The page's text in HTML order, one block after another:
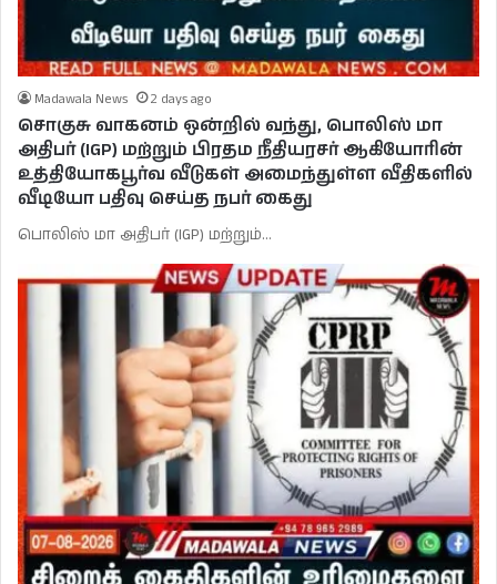
Madawala News 2 days ago
சொகுசு வாகனம் ஒன்றில் வந்து, பொலிஸ் மா
அதிபர் (IGP) மற்றும் பிரதம நீதியரசர் ஆகியோரின்
உத்தியோகபூர்வ வீடுகள் அமைந்துள்ள வீதிகளில்
வீடியோ பதிவு செய்த நபர் கைது
பொலிஸ் மா அதிபர் (IGP) மற்றும்…